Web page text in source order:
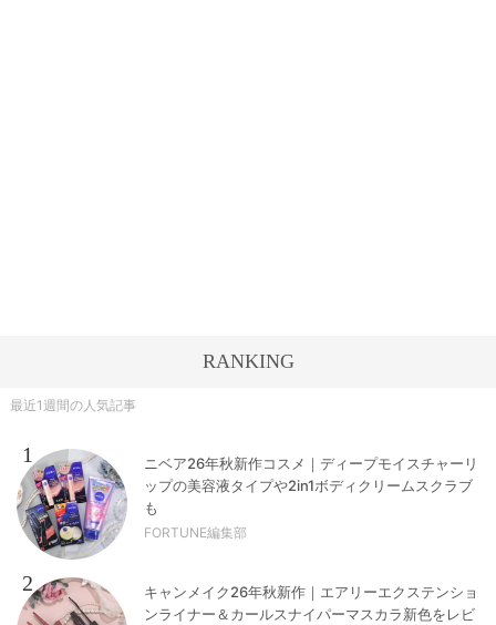
RANKING
最近1週間の人気記事
1
ニベア26年秋新作コスメ｜ディープモイスチャーリ
ップの美容液タイプや2in1ボディクリームスクラブ
も
FORTUNE編集部
2
キャンメイク26年秋新作｜エアリーエクステンショ
ンライナー＆カールスナイパーマスカラ新色をレビ